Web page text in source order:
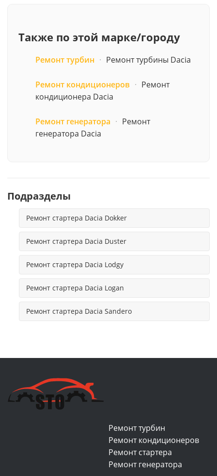
Также по этой марке/городу
Ремонт турбин · Ремонт турбины Dacia
Ремонт кондиционеров · Ремонт
кондиционера Dacia
Ремонт генератора · Ремонт
генератора Dacia
Подразделы
Ремонт стартера Dacia Dokker
Ремонт стартера Dacia Duster
Ремонт стартера Dacia Lodgy
Ремонт стартера Dacia Logan
Ремонт стартера Dacia Sandero
Ремонт турбин
Ремонт кондиционеров
Ремонт стартера
Ремонт генератора